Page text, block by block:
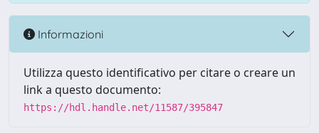
Informazioni
Utilizza questo identificativo per citare o creare un
link a questo documento:
https://hdl.handle.net/11587/395847